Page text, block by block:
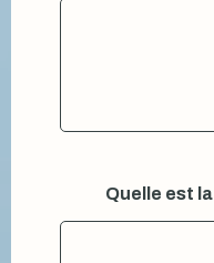
Quelle est